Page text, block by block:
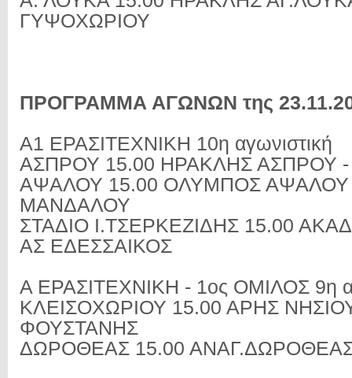
ΓΥΨΟΧΩΡΙΟΥ
ΠΡΟΓΡΑΜΜΑ ΑΓΩΝΩΝ της
Α1 ΕΡΑΣΙΤΕΧΝΙΚΗ 10η αγωνιστική
ΑΣΠΡΟΥ 15.00 ΗΡΑΚΛΗΣ ΑΣΠΡΟΥ -
ΑΨΑΛΟΥ 15.00 ΟΛΥΜΠΟΣ ΑΨΑΛΟΥ
ΜΑΝΔΑΛΟΥ
ΣΤΑΔΙΟ Ι.ΤΣΕΡΚΕΖΙΔΗΣ 15.00
ΑΣ ΕΔΕΣΣΑΙΚΟΣ
Α ΕΡΑΣΙΤΕΧΝΙΚΗ - 1ος ΟΜΙΛΟΣ 9η
ΚΛΕΙΣΟΧΩΡΙΟΥ 15.00 ΑΡΗΣ
ΦΟΥΣΤΑΝΗΣ
ΔΩΡΟΘΕΑΣ 15.00